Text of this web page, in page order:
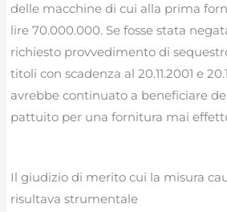
delle macchine di cui alla prima
lire 70.000.000. Se fosse stata
richiesto provvedimento di
titoli con scadenza al 20.11.2001 e
avrebbe continuato a beneficiare
pattuito per una fornitura mai
Il giudizio di merito cui la misura
risultava strumentale